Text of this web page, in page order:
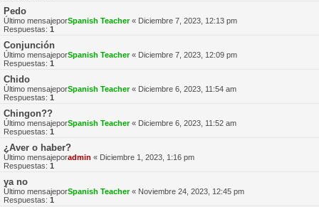
Pedo
Último mensajeporSpanish Teacher« Diciembre 7, 2023, 12:13 pm
Respuestas: 1
Conjunción
Último mensajeporSpanish Teacher« Diciembre 7, 2023, 12:09 pm
Respuestas: 1
Chido
Último mensajeporSpanish Teacher« Diciembre 6, 2023, 11:54 am
Respuestas: 1
Chingon??
Último mensajeporSpanish Teacher« Diciembre 6, 2023, 11:52 am
Respuestas: 1
¿Aver o haber?
Último mensajeporadmin « Diciembre 1, 2023, 1:16 pm
Respuestas: 1
ya no
Último mensajeporSpanish Teacher« Noviembre 24, 2023, 12:45 pm
Respuestas: 1